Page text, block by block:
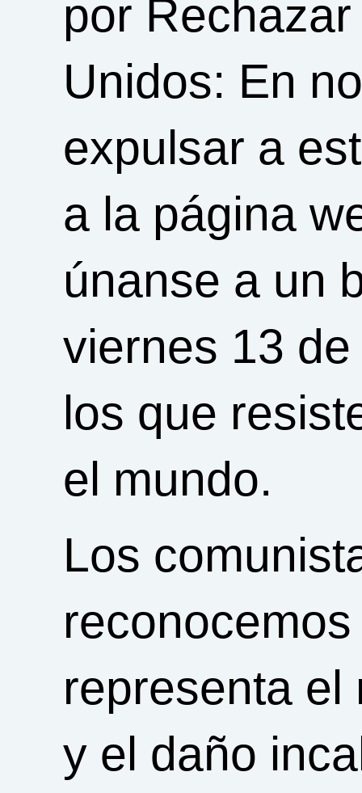
por
Unidos: En
expulsar a
a la página
únanse a un
viernes 13
los que
el mundo.
Los
representa el
y el daño